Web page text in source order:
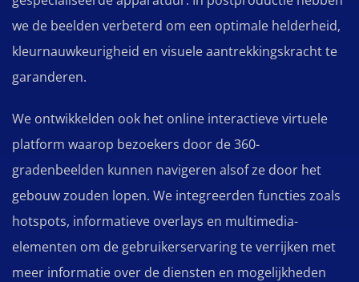
we de beelden verbeterd om een optimale helderheid,
kleurnauwkeurigheid en visuele aantrekkingskracht te
garanderen.
We ontwikkelden ook het online interactieve virtuele
platform waarop bezoekers door de 360-
gradenbeelden kunnen navigeren alsof ze door het
gebouw zouden lopen. We integreerden functies zoals
hotspots, informatieve overlays en multimedia-
elementen om de gebruikerservaring te verrijken met
meer informatie over de diensten en mogelijkheden